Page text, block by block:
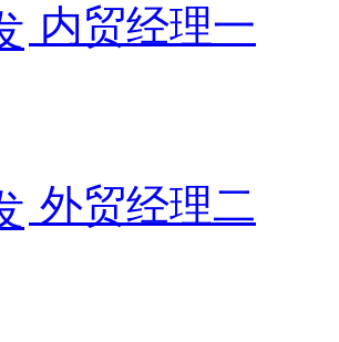
内贸经理一
外贸经理二